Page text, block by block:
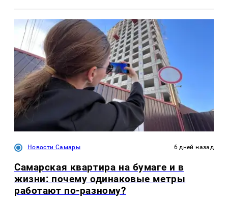
Новости Самары 6 дней назад
Самарская квартира на бумаге и в
жизни: почему одинаковые метры
работают по-разному?